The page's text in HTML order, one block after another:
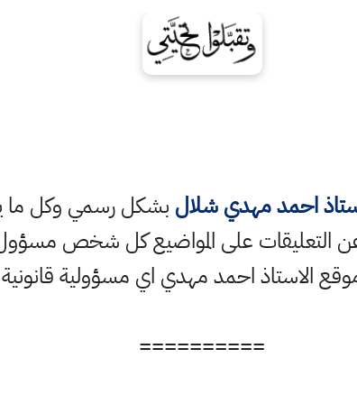
احمد مهدي شلال بشكل رسمي وكل ما
التعليقات على المواضيع كل شخص مسؤول
الاستاذ احمد مهدي اي مسؤولية
==========